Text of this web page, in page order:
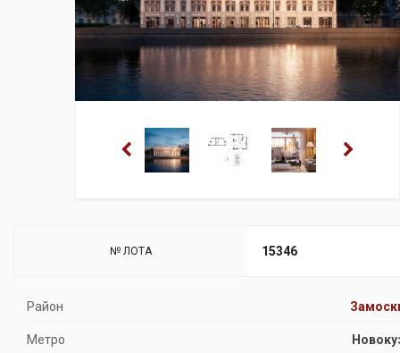
№ ЛОТА 15346
Район
Метро